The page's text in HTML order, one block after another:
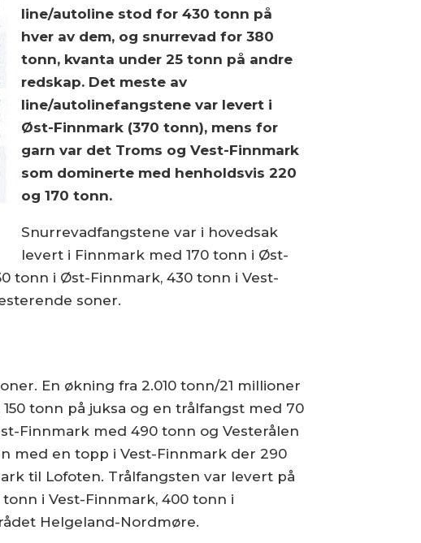
line/autoline stod for 430 tonn på
hver av dem, og snurrevad for 380
tonn, kvanta under 25 tonn på andre
redskap. Det meste av
line/autolinefangstene var levert i
Øst-Finnmark (370 tonn), mens for
garn var det Troms og Vest-Finnmark
som dominerte med henholdsvis 220
og 170 tonn.
Snurrevadfangstene var i hovedsak
levert i Finnmark med 170 tonn i Øst-
tonn i Øst-Finnmark, 430 tonn i Vest-
soner.
En økning fra 2.010 tonn/21 millioner
tonn på juksa og en trålfangst med 70
Finnmark med 490 tonn og Vesterålen
med en topp i Vest-Finnmark der 290
til Lofoten. Trålfangsten var levert på
i Vest-Finnmark, 400 tonn i
Helgeland-Nordmøre.